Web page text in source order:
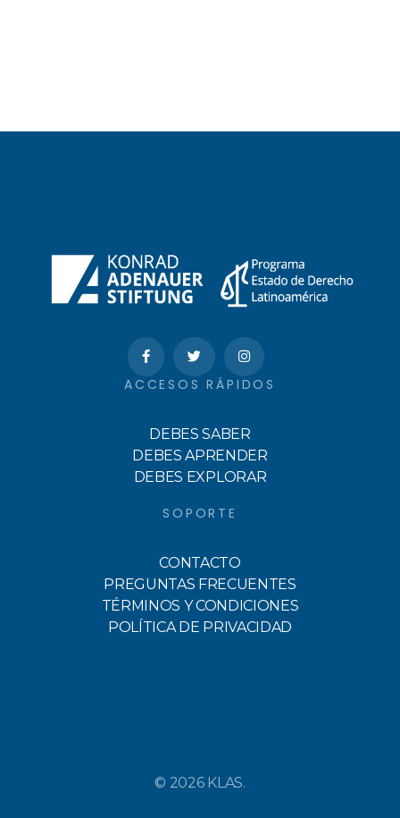
ACCESOS RÁPIDOS
DEBES SABER
DEBES APRENDER
DEBES EXPLORAR
SOPORTE
CONTACTO
PREGUNTAS FRECUENTES
TÉRMINOS Y CONDICIONES
POLÍTICA DE PRIVACIDAD
© 2026 KLAS.